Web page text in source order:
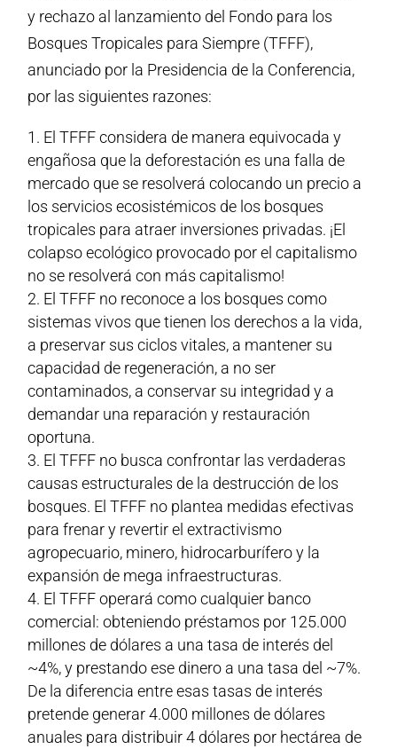
y rechazo al lanzamiento del Fondo para los
Bosques Tropicales para Siempre (TFFF),
anunciado por la Presidencia de la Conferencia,
por las siguientes razones:
El TFFF considera de manera equivocada y
engañosa que la deforestación es una falla de
mercado que se resolverá colocando un precio a
los servicios ecosistémicos de los bosques
tropicales para atraer inversiones privadas. ¡El
colapso ecológico provocado por el capitalismo
no se resolverá con más capitalismo!
El TFFF no reconoce a los bosques como
sistemas vivos que tienen los derechos a la vida,
a preservar sus ciclos vitales, a mantener su
capacidad de regeneración, a no ser
contaminados, a conservar su integridad y a
demandar una reparación y restauración
oportuna.
El TFFF no busca confrontar las verdaderas
causas estructurales de la destrucción de los
bosques. El TFFF no plantea medidas efectivas
para frenar y revertir el extractivismo
agropecuario, minero, hidrocarburífero y la
expansión de mega infraestructuras.
El TFFF operará como cualquier banco
comercial: obteniendo préstamos por 125.000
millones de dólares a una tasa de interés del
~4%, y prestando ese dinero a una tasa del ~7%.
De la diferencia entre esas tasas de interés
pretende generar 4.000 millones de dólares
anuales para distribuir 4 dólares por hectárea de